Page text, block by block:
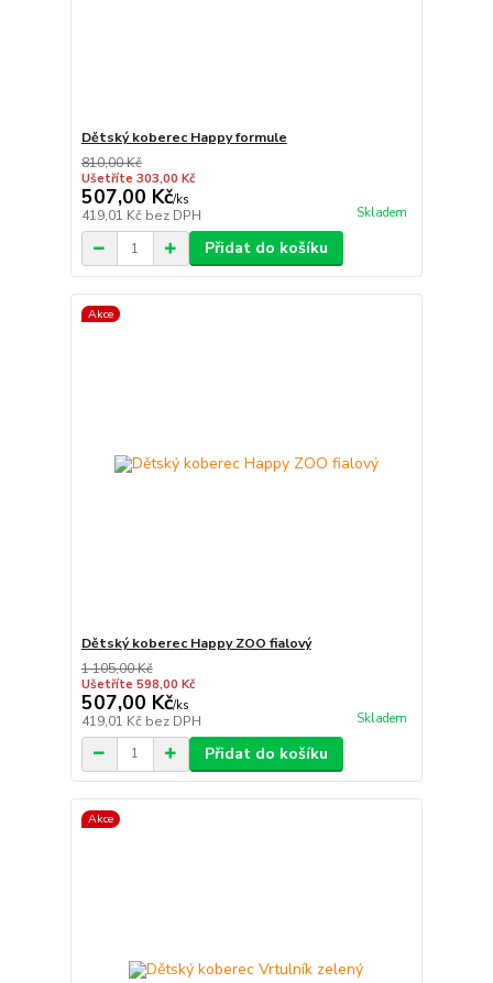
Dětský koberec Happy formule
810,00 Kč
Ušetříte 303,00 Kč
507,00 Kč/ks
419,01 Kč bez DPH Skladem
Přidat do košíku
Akce
Dětský koberec Happy ZOO fialový
1 105,00 Kč
Ušetříte 598,00 Kč
507,00 Kč/ks
419,01 Kč bez DPH Skladem
Přidat do košíku
Akce